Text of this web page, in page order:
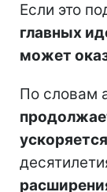
Если это
главных
может
По словам
ускоряется